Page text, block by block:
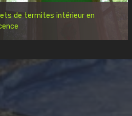
de termites intérieur en